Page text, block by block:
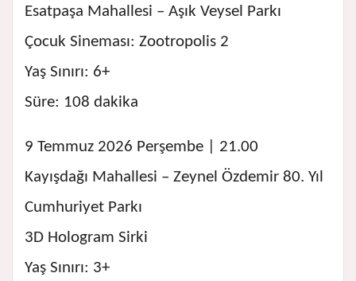
Esatpaşa Mahallesi – Aşık Veysel Parkı
Çocuk Sineması: Zootropolis 2
Yaş Sınırı: 6+
Süre: 108 dakika
9 Temmuz 2026 Perşembe | 21.00
Kayışdağı Mahallesi – Zeynel Özdemir 80. Yıl
Cumhuriyet Parkı
3D Hologram Sirki
Yaş Sınırı: 3+